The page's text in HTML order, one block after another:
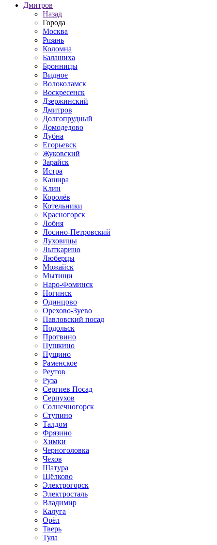
Дмитров
Назад
Города
Москва
Рязань
Коломна
Балашиха
Бронницы
Видное
Волоколамск
Воскресенск
Дзержинский
Дмитров
Долгопрудный
Домодедово
Дубна
Егорьевск
Жуковский
Зарайск
Истра
Кашира
Клин
Королёв
Котельники
Красногорск
Лобня
Лосино-Петровский
Луховицы
Лыткарино
Люберцы
Можайск
Мытищи
Наро-Фоминск
Ногинск
Одинцово
Орехово-Зуево
Павловский посад
Подольск
Протвино
Пушкино
Пущино
Раменское
Реутов
Руза
Сергиев Посад
Серпухов
Солнечногорск
Ступино
Талдом
Фрязино
Химки
Черноголовка
Чехов
Шатура
Щёлково
Электрогорск
Электросталь
Владимир
Калуга
Орёл
Тверь
Тула